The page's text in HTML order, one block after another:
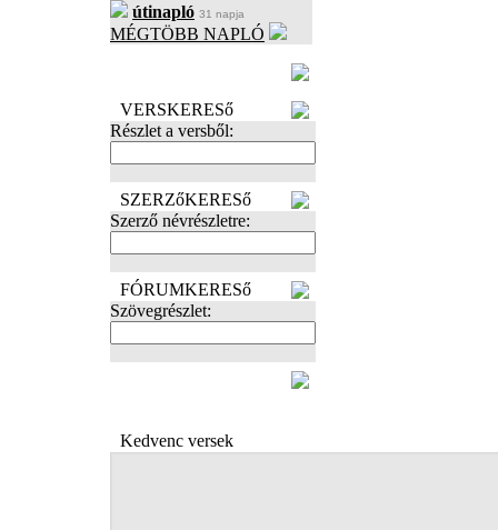
útinapló 31 napja
MÉGTÖBB NAPLÓ
VERSKERESő
Részlet a versből:
SZERZőKERESő
Szerző névrészletre:
FÓRUMKERESő
Szövegrészlet:
Kedvenc versek